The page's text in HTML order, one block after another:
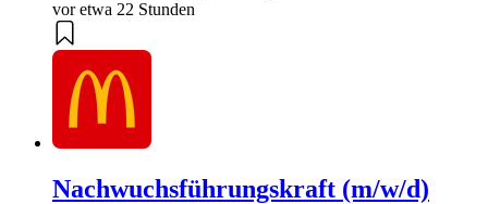
vor etwa 22 Stunden
Nachwuchsführungskraft (m/w/d)